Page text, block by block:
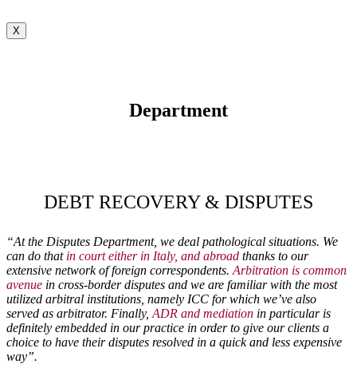
X
Department
DEBT RECOVERY & DISPUTES
“At the Disputes Department, we deal pathological situations. We
can do that in court either in Italy, and abroad thanks to our
extensive network of foreign correspondents. Arbitration is common
avenue in cross-border disputes and we are familiar with the most
utilized arbitral institutions, namely ICC for which we’ve also
served as arbitrator. Finally, ADR and mediation in particular is
definitely embedded in our practice in order to give our clients a
choice to have their disputes resolved in a quick and less expensive
way”.